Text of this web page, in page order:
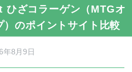
ざコラーゲン（MTGオ
）のポイントサイト比較
年8月9日